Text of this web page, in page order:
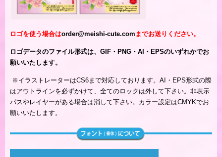
ロゴを使う場合はorder@meishi-cute.com までお送りください。
ロゴデータのファイル形式は、GIF・PNG・AI・EPSのいずれかでお
願いいたします。
※ イラストレーターはCS6まで対応しております。AI・EPS形式の際
はアウトラインを必ずかけて、全てのロックは外して下さい。非表示
パスやレイヤーがある場合は消して下さい。カラー設定はCMYKでお
願いいたします。